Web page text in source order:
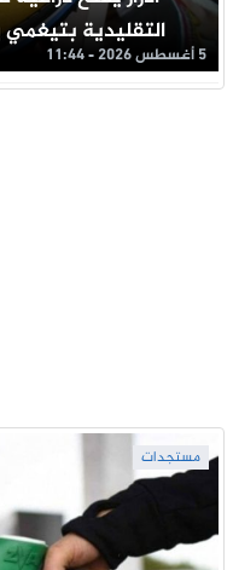
التقليدية بتيغمي
5 أغسطس 2026 - 11:44
مستجدات